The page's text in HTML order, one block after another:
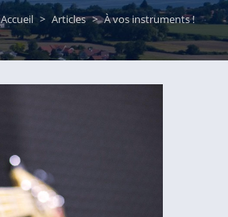
Accueil > Articles > À vos instruments !